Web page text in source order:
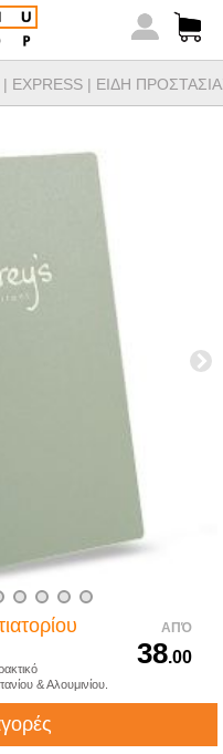
| EXPRESS | ΕΙΔΗ
ΑΠΌ
38.00
& Αλουμινίου.